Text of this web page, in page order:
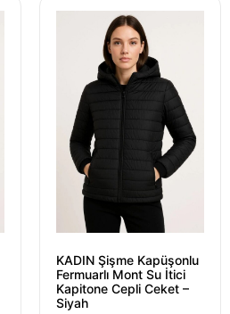
KADIN Şişme Kapüşonlu
Fermuarlı Mont Su İtici
Kapitone Cepli Ceket –
Siyah